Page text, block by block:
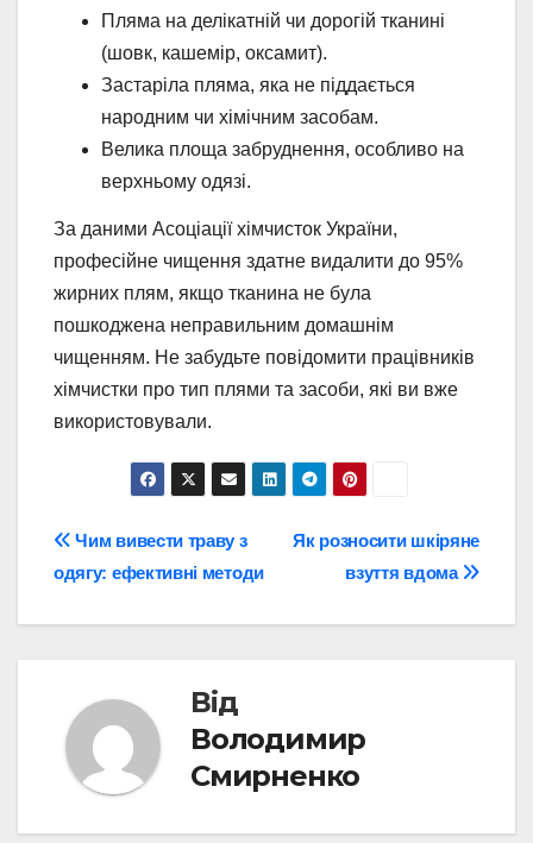
Пляма на делікатній чи дорогій тканині
(шовк, кашемір, оксамит).
Застаріла пляма, яка не піддається
народним чи хімічним засобам.
Велика площа забруднення, особливо на
верхньому одязі.
За даними Асоціації хімчисток України,
професійне чищення здатне видалити до 95%
жирних плям, якщо тканина не була
пошкоджена неправильним домашнім
чищенням. Не забудьте повідомити працівників
хімчистки про тип плями та засоби, які ви вже
використовували.
Навігація
записів
Як розносити шкіряне
взуття вдома
Чим вивести траву з
одягу: ефективні методи
Від
Володимир
Смирненко